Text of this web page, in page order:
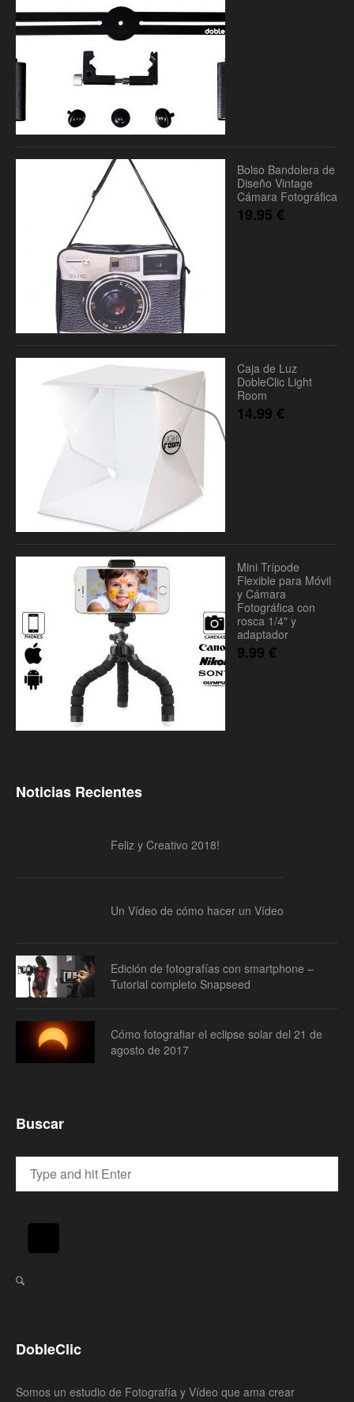
Bolso Bandolera de
Diseño Vintage
Cámara Fotográfica
19.95 €
Caja de Luz
DobleClic Light
Room
14.99 €
Mini Trípode
Flexible para Móvil
y Cámara
Fotográfica con
rosca 1/4" y
adaptador
9.99 €
Noticias Recientes
Feliz y Creativo 2018!
Un Vídeo de cómo hacer un Vídeo
Edición de fotografías con smartphone –
Tutorial completo Snapseed
Cómo fotografiar el eclipse solar del 21 de
agosto de 2017
Buscar
DobleClic
Somos un estudio de Fotografía y Vídeo que ama crear